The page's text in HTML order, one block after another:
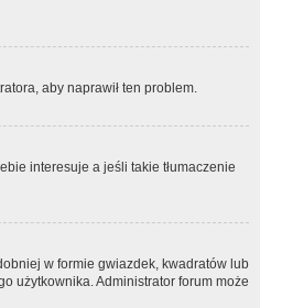
aby naprawił ten problem.
interesuje a jeśli takie tłumaczenie
w formie gwiazdek, kwadratów lub
użytkownika. Administrator forum może